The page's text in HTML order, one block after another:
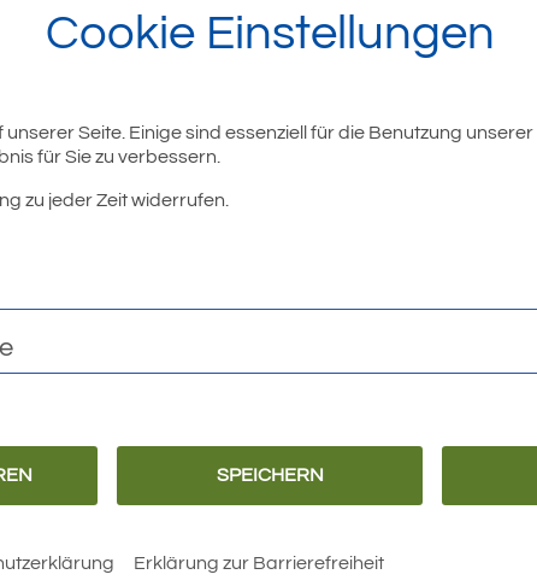
Barrierefreiheit
Cookie Einstellungen
Seite. Einige sind essenziell für die Benutzung
für Sie zu verbessern.
zu jeder Zeit widerrufen.
SPEICHERN
Erklärung zur Barrierefreiheit